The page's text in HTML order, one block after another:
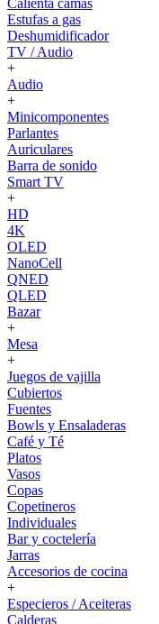
Calienta camas
Estufas a gas
Deshumidificador
TV / Audio
+
Audio
+
Minicomponentes
Parlantes
Auriculares
Barra de sonido
Smart TV
+
HD
4K
OLED
NanoCell
QNED
QLED
Bazar
+
Mesa
+
Juegos de vajilla
Cubiertos
Fuentes
Bowls y Ensaladeras
Café y Té
Platos
Vasos
Copas
Copetineros
Individuales
Bar y coctelería
Jarras
Accesorios de cocina
+
Especieros / Aceiteras
Calderas